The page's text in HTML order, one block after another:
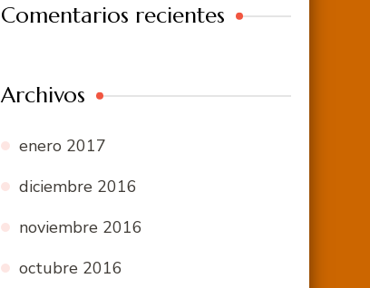
Comentarios recientes
Archivos
enero 2017
diciembre 2016
noviembre 2016
octubre 2016